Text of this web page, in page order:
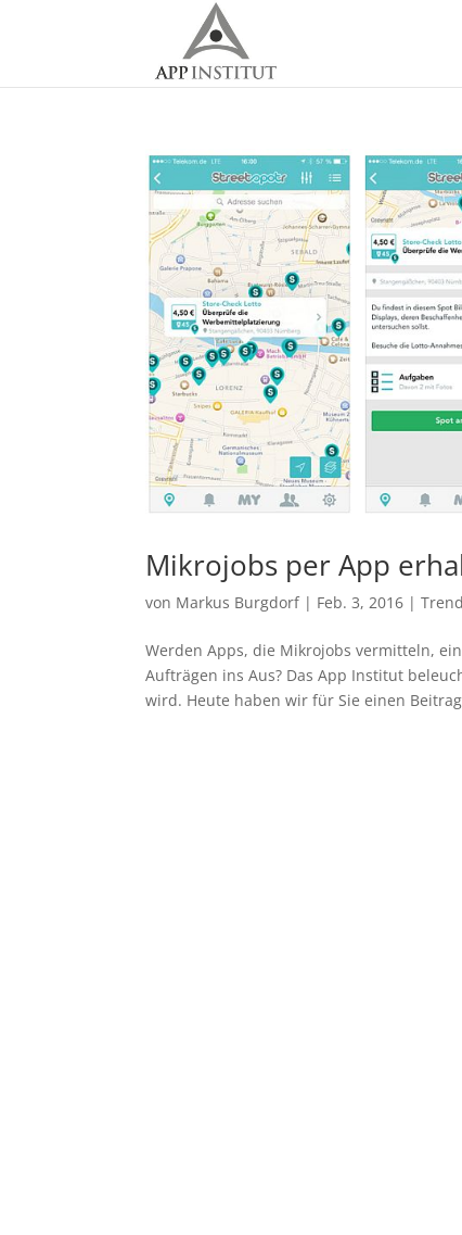
Mikrojobs per App
von Markus Burgdorf| Feb. 3, 2016 |
Werden Apps, die Mikrojobs vermitteln,
Aufträgen ins Aus? Das App Institut
wird. Heute haben wir für Sie einen